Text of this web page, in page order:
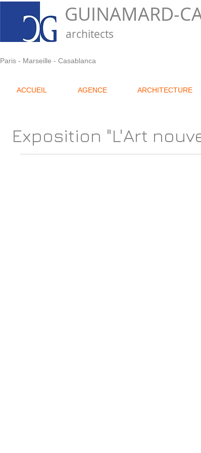
GUINAMARD-
architects
Paris - Marseille - Casablanca
ACCUEIL AGENCE ARCHITECTURE
Exposition "L'Art